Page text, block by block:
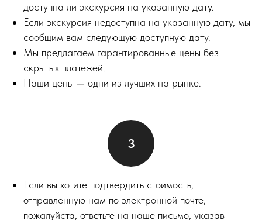
доступна ли экскурсия на указанную дату.
Если экскурсия недоступна на указанную дату, мы
сообщим вам следующую доступную дату.
Мы предлагаем гарантированные цены без
скрытых платежей.
Наши цены — одни из лучших на рынке.
Если вы хотите подтвердить стоимость,
отправленную нам по электронной почте,
пожалуйста, ответьте на наше письмо, указав